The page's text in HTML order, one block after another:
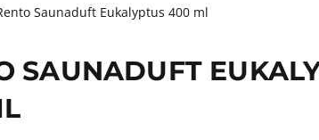
Saunaduft Eukalyptus 400 ml
SAUNADUFT